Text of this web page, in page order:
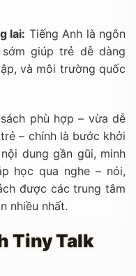
lai: Tiếng Anh là ngôn
giúp trẻ dễ dàng
và môi trường quốc
phù hợp – vừa dễ
– chính là bước khởi
dung gần gũi, minh
học qua nghe – nói,
được các trung tâm
nhiều nhất.
Tiny Talk